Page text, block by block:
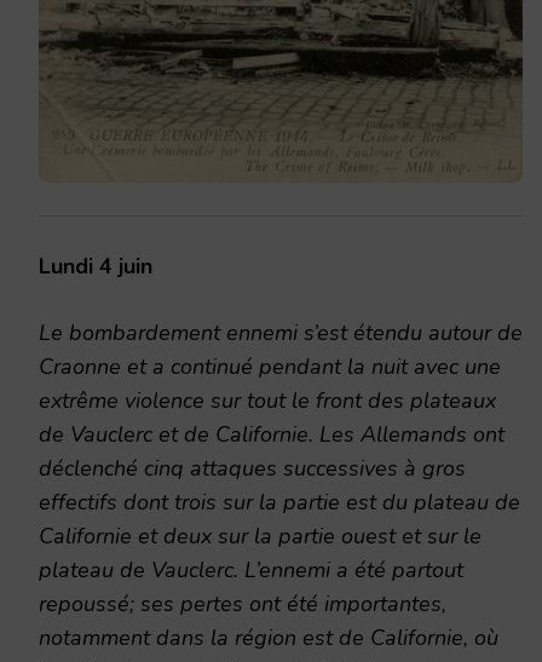
Lundi 4 juin
Le bombardement ennemi s’est étendu autour de
Craonne et a continué pendant la nuit avec une
extrême violence sur tout le front des plateaux
de Vauclerc et de Californie. Les Allemands ont
déclenché cinq attaques successives à gros
effectifs dont trois sur la partie est du plateau de
Californie et deux sur la partie ouest et sur le
plateau de Vauclerc. L’ennemi a été partout
repoussé; ses pertes ont été importantes,
notamment dans la région est de Californie, où